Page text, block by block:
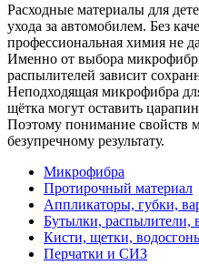
Расходные материалы для
ухода за автомобилем. Без
профессиональная химия не
Именно от выбора
распылителей зависит
Неподходящая микрофибра
щётка могут оставить
Поэтому понимание свойств
безупречному результату.
Микрофибра
Протирочный материал
Аппликаторы, губки,
Бутылки, распылители,
Кисти, щетки,
Перчатки и СИЗ